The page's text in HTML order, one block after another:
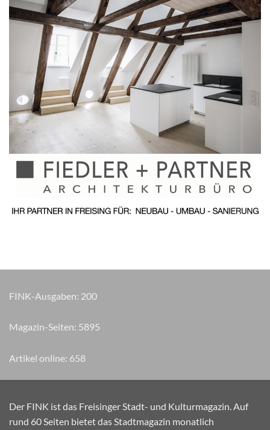
FINK-Ausgaben: 200
Magazin-Seiten: 6720
Artikel online: 658
Der FINK ist das Freisinger Stadt- und Kulturmagazin. Auf
rund 60 Seiten bietet das Stadtmagazin monatlich